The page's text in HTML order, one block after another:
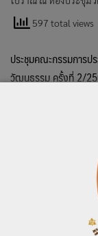
597 total views
ประชุมคณะกรรมการป
วัฒนธรรม ครั้งที่ 2/
เมื่อวันที่ 7 สิงหาคม
ศิลปะและวัฒนธรรม
เชียงใหม่ จัดการปร
ที่ 2 ประจำปี พ.ศ.
รองอธิการบดี มหาวิท
ห้องประชุมเอื้องสาย
มหาวิทยาลัยราชภัฏเ
796 total views